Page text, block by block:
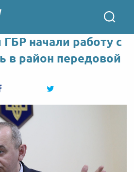
начали работу с
в район передовой